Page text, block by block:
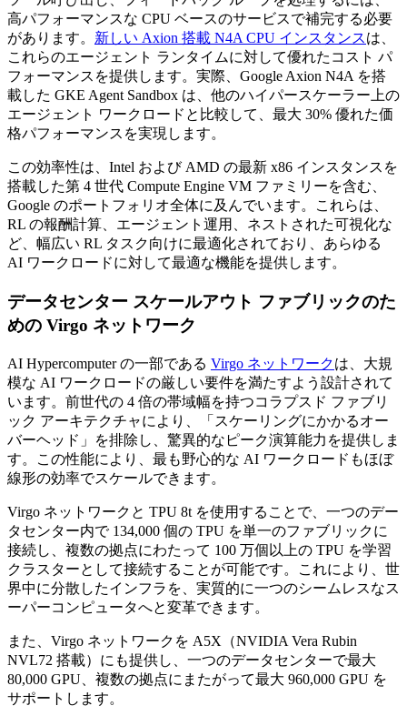
高パフォーマンスな CPU ベースのサービスで補完する必要
があります。 新しい Axion 搭載 N4A CPU インスタンスは、
これらのエージェント ランタイムに対して優れたコスト パ
フォーマンスを提供します。実際、Google Axion N4A を搭
載した GKE Agent Sandbox は、他のハイパースケーラー上の
エージェント ワークロードと比較して、最大 30% 優れた価
格パフォーマンスを実現します。
この効率性は、Intel および AMD の最新 x86 インスタンスを
搭載した第 4 世代 Compute Engine VM ファミリーを含む、
Google のポートフォリオ全体に及んでいます。これらは、
RL の報酬計算、エージェント運用、ネストされた可視化な
ど、幅広い RL タスク向けに最適化されており、あらゆる
AI ワークロードに対して最適な機能を提供します。
データセンター スケールアウト ファブリックのた
めの Virgo ネットワーク
AI Hypercomputer の一部である Virgo ネットワークは、大規
模な AI ワークロードの厳しい要件を満たすよう設計されて
います。前世代の 4 倍の帯域幅を持つコラプスド ファブリ
ック アーキテクチャにより、「スケーリングにかかるオー
バーヘッド」を排除し、驚異的なピーク演算能力を提供しま
す。この性能により、最も野心的な AI ワークロードもほぼ
線形の効率でスケールできます。
Virgo ネットワークと TPU 8t を使用することで、一つのデー
タセンター内で 134,000 個の TPU を単一のファブリックに
接続し、複数の拠点にわたって 100 万個以上の TPU を学習
クラスターとして接続することが可能です。これにより、世
界中に分散したインフラを、実質的に一つのシームレスなス
ーパーコンピュータへと変革できます。
また、Virgo ネットワークを A5X（NVIDIA Vera Rubin
NVL72 搭載）にも提供し、一つのデータセンターで最大
80,000 GPU、複数の拠点にまたがって最大 960,000 GPU を
サポートします。